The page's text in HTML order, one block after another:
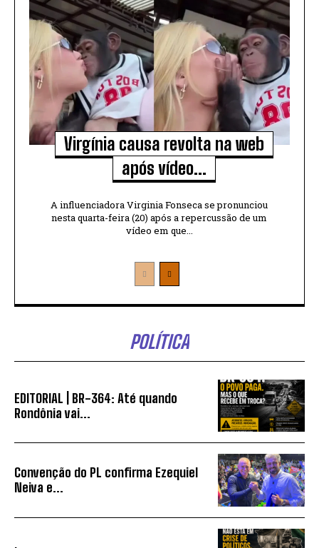
Virgínia causa revolta na web
após vídeo...
A influenciadora Virginia Fonseca se pronunciou
nesta quarta-feira (20) após a repercussão de um
vídeo em que...
POLÍTICA
EDITORIAL | BR-364: Até quando
Rondônia vai...
Convenção do PL confirma Ezequiel
Neiva e...